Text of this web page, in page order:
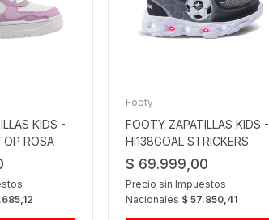
KIDS -
ROSA
Footy
FOOTY ZAPATILLAS KIDS -
HI138GOAL STRICKERS
$ 69.999,00
Precio sin Impuestos
Nacionales $ 57.850,41